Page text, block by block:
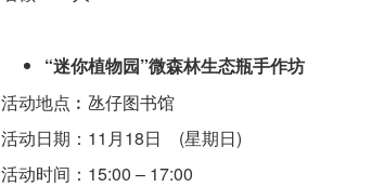
“迷你植物园”微森林生态瓶手作坊
活动地点︰氹仔图书馆
活动日期：11月18日 (星期日)
活动时间：15:00 – 17:00